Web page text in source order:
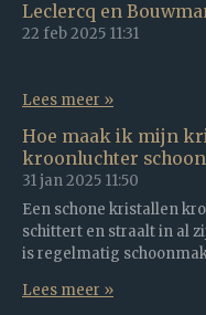
Leclercq en
22 feb 2025 11:31
Lees meer »
Hoe maak ik mijn
kroonluchter schoon
31 jan 2025 11:50
Een schone kristallen
schittert en straalt in al
is regelmatig
Lees meer »